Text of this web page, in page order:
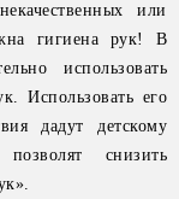
или
гигиена рук! В
использовать
Использовать его
дадут детскому
снизить